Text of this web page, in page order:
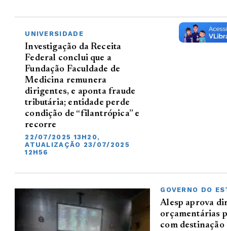
UNIVERSIDADE
Investigação da Receita
Federal conclui que a
Fundação Faculdade de
Medicina remunera
dirigentes, e aponta fraude
tributária; entidade perde
condição de “filantrópica” e
recorre
22/07/2025 13H20,
ATUALIZAÇÃO 23/07/2025
12H56
GOVERNO DO
Alesp aprova
orçamentárias
com destinação